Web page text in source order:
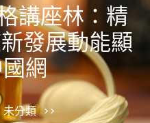
講座林：精
發展動能顯
網
未分類 >>